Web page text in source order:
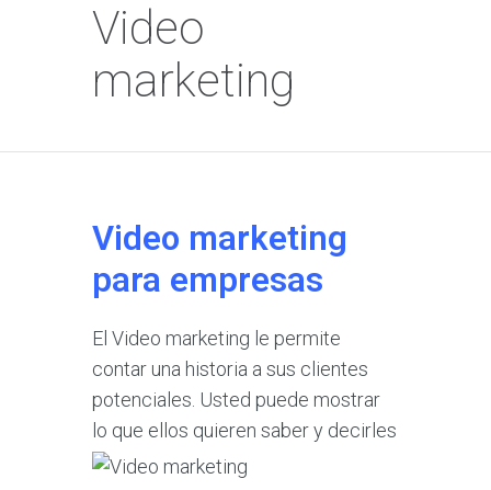
Video
marketing
Video marketing
para empresas
El Video marketing le permite
contar una historia a sus clientes
potenciales. Usted puede mostrar
lo que ellos quieren saber y decirles